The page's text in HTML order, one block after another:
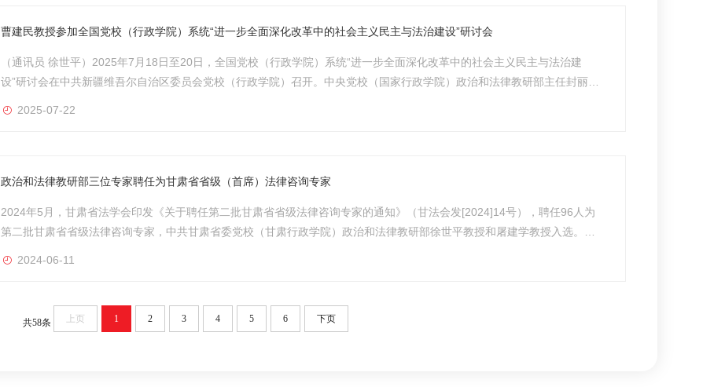
曹建民教授参加全国党校（行政学院）系统“进一步全面深化改革中的社会主义民主与法治建设”研讨会
（通讯员 徐世平）2025年7月18日至20日，全国党校（行政学院）系统“进一步全面深化改革中的社会主义民主与法治建
设”研讨会在中共新疆维吾尔自治区委员会党校（行政学院）召开。中央党校（国家行政学院）政治和法律教研部主任封丽
2025-07-22
政治和法律教研部三位专家聘任为甘肃省省级（首席）法律咨询专家
2024年5月，甘肃省法学会印发《关于聘任第二批甘肃省省级法律咨询专家的通知》（甘法会发[2024]14号），聘任96人为
第二批甘肃省省级法律咨询专家，中共甘肃省委党校（甘肃行政学院）政治和法律教研部徐世平教授和屠建学教授入选。甘
2024-06-11
共58条 上页 1 2 3 4 5 6 下页